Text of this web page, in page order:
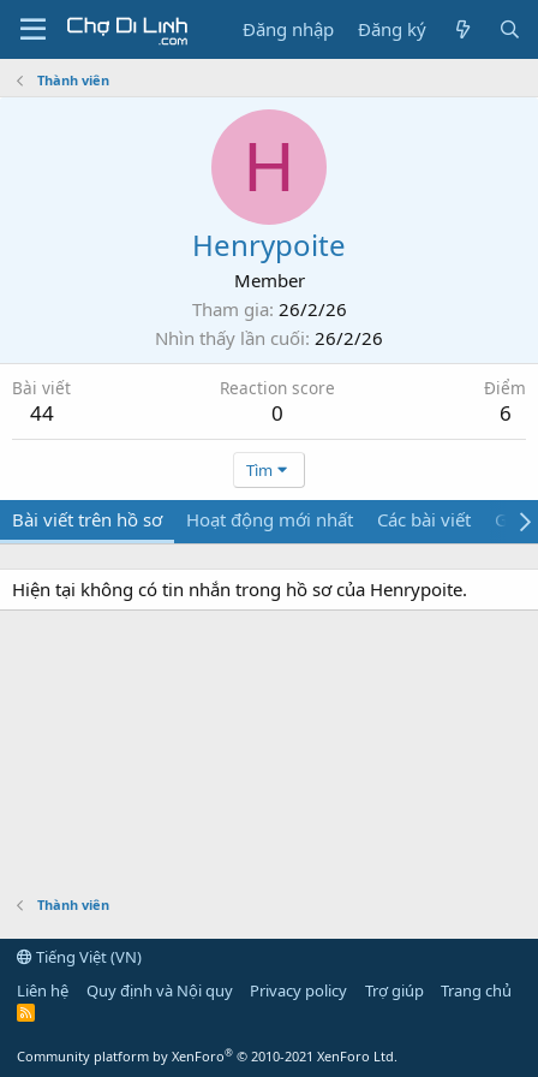
Đăng nhập Đăng ký
Thành viên
H
Henrypoite
Member
Tham gia 26/2/26
Nhìn thấy lần cuối 26/2/26
Bài viết
44
Reaction score
0
Điểm
6
Tìm
Bài viết trên hồ sơ Hoạt động mới nhất Các bài viết Giới
Hiện tại không có tin nhắn trong hồ sơ của Henrypoite.
Thành viên
Tiếng Việt (VN)
Liên hệ
Quy định và Nội quy Privacy policy Trợ giúp Trang chủ
R
Community platform by XenForo® © 2010-2021 XenForo Ltd.